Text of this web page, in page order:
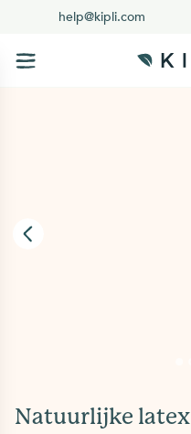
help@kipli.com
Natuurlijke latex